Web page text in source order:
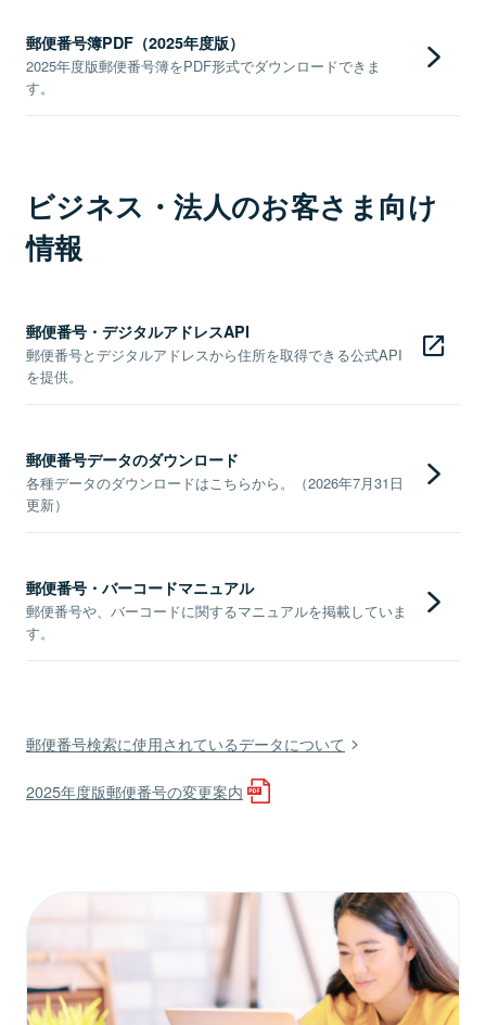
郵便番号簿PDF（2025年度版）
2025年度版郵便番号簿をPDF形式でダウンロードできま
す。
ビジネス・法人のお客さま向け
情報
郵便番号・デジタルアドレスAPI
郵便番号とデジタルアドレスから住所を取得できる公式API
を提供。
郵便番号データのダウンロード
各種データのダウンロードはこちらから。（2026年7月31日
更新）
郵便番号・バーコードマニュアル
郵便番号や、バーコードに関するマニュアルを掲載していま
す。
郵便番号検索に使用されているデータについて
2025年度版郵便番号の変更案内